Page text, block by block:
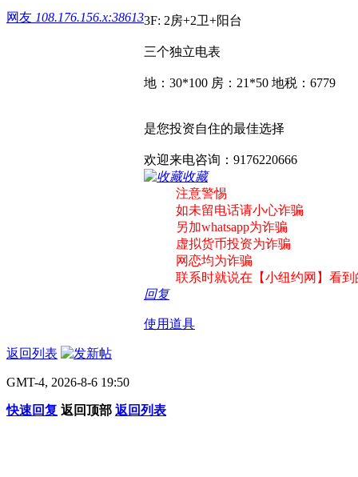
网友 108.176.156.x:386133F: 2房+2卫+阳台
三个独立电表
地：30*100 房：21*50 地税：6779
是您投资自住的最佳选择
欢迎来电咨询：9176220666
收藏
注意警惕
如未留电话请小心诈骗
另加whatsapp为诈骗
虚拟货币投资为诈骗
网恋均为诈骗
联系时就说在【小纽约网】看到
回复
使用道具
返回列表
GMT-4, 2026-8-6 19:50
快速回复 返回顶部 返回列表